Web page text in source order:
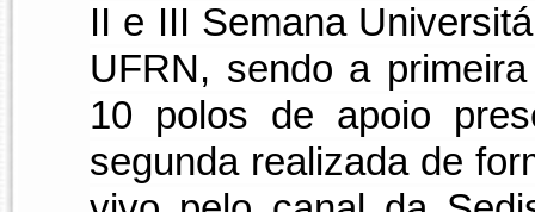
II e III Semana
UFRN, sendo a
10 polos de apoio
segunda realizada de